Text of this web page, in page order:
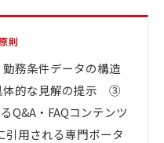
則
務条件データの構造
的な見解の提示 ③
Q&A・FAQコンテンツ
引用される専門ポータ